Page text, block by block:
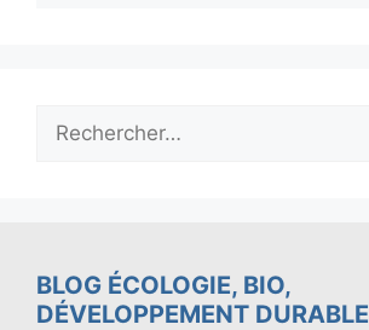
BLOG ÉCOLOGIE, BIO,
DÉVELOPPEMENT DURABLE